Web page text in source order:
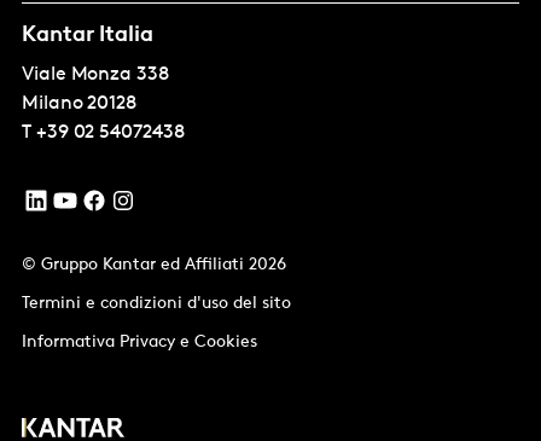
Kantar Italia
Viale Monza 338
Milano 20128
T +39 02 54072438
© Gruppo Kantar ed Affiliati 2026
Termini e condizioni d'uso del sito
Informativa Privacy e Cookies